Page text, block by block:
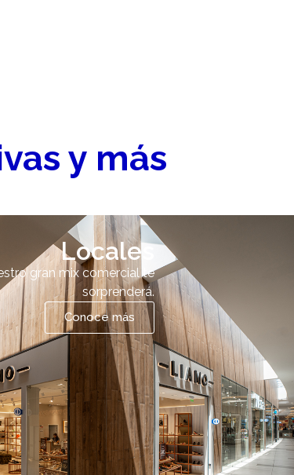
y más
Locales
gran mix comercial te
sorprenderá.
Conoce más